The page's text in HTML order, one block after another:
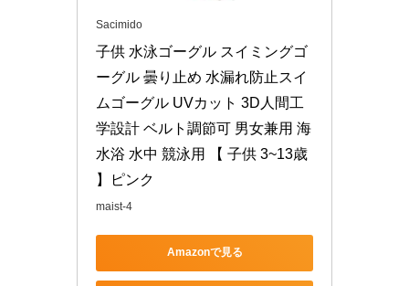
Sacimido
子供 水泳ゴーグル スイミングゴ
ーグル 曇り止め 水漏れ防止スイ
ムゴーグル UVカット 3D人間工
学設計 ベルト調節可 男女兼用 海
水浴 水中 競泳用 【 子供 3~13歳
】ピンク
maist-4
Amazonで見る